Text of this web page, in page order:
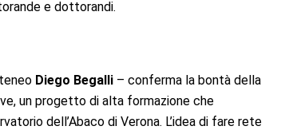
e dottorandi.
Diego Begalli – conferma la bontà della
un progetto di alta formazione che
dell’Abaco di Verona. L’idea di fare rete